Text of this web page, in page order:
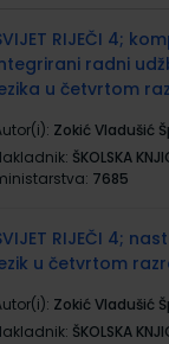
RIJEČI 4;
radni
u četvrtom
Zokić Vladušić
ŠKOLSKA
7685
RIJEČI 4;
u četvrtom
Zokić Vladušić
ŠKOLSKA